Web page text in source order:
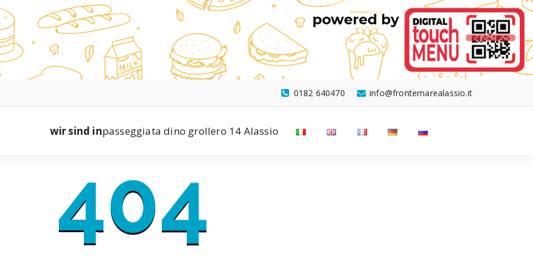
info@frontemarealassio.it
0182 640470
wir sind inpasseggiata dino grollero 14 Alassio
404